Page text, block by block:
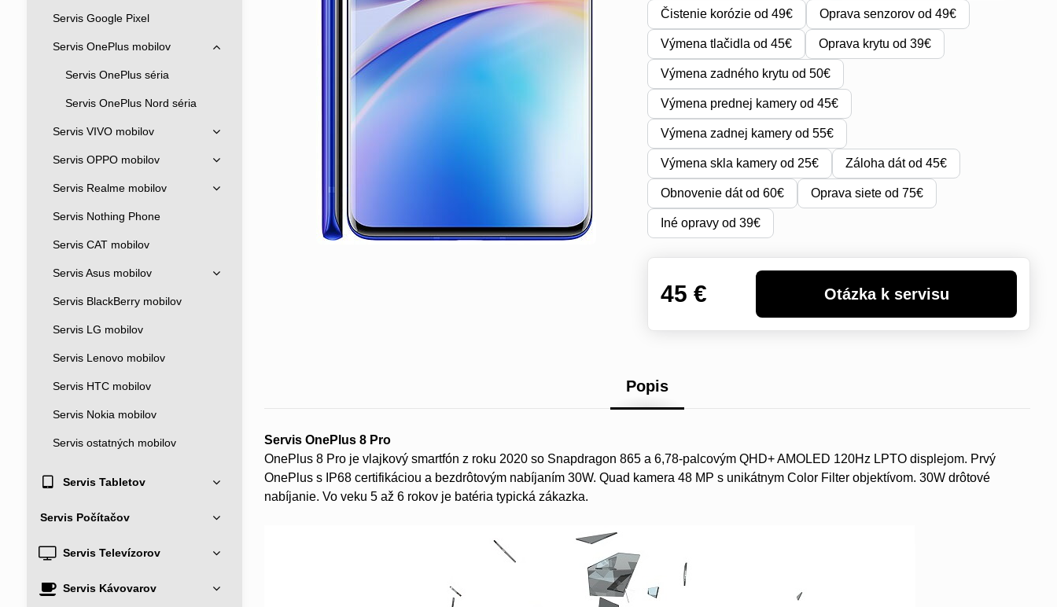
Čistenie korózie od 49€ Oprava senzorov od 49€
Výmena tlačidla od 45€ Oprava krytu od 39€
Výmena zadného krytu od 50€
Výmena prednej kamery od 45€
Výmena zadnej kamery od 55€
Výmena skla kamery od 25€ Záloha dát od 45€
Obnovenie dát od 60€ Oprava siete od 75€
Iné opravy od 39€
45 €
Popis
Servis OnePlus 8 Pro
OnePlus 8 Pro je vlajkový smartfón z roku 2020 so Snapdragon 865 a 6,78-palcovým QHD+ AMOLED 120Hz LPTO displejom. Prvý
OnePlus s IP68 certifikáciou a bezdrôtovým nabíjaním 30W. Quad kamera 48 MP s unikátnym Color Filter objektívom. 30W drôtové
nabíjanie. Vo veku 5 až 6 rokov je batéria typická zákazka.
Servis Google Pixel
Servis OnePlus mobilov
Servis OnePlus séria
Servis OnePlus Nord séria
Servis VIVO mobilov
Servis OPPO mobilov
Servis Realme mobilov
Servis Nothing Phone
Servis CAT mobilov
Servis Asus mobilov
Servis BlackBerry mobilov
Servis LG mobilov
Servis Lenovo mobilov
Servis HTC mobilov
Servis Nokia mobilov
Servis ostatných mobilov
Servis Tabletov
Servis Počítačov
Servis Televízorov
Servis Kávovarov